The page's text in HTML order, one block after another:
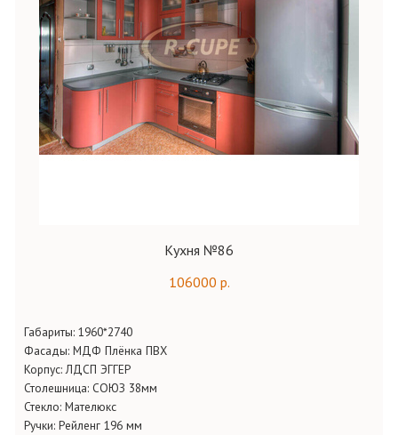
Кухня №86
106000 р.
Габариты: 1960*2740
Фасады: МДФ Плёнка ПВХ
Корпус:ЛДСП ЭГГЕР
Столешница: СОЮЗ 38мм
Стекло: Мателюкс
Ручки: Рейленг 196 мм